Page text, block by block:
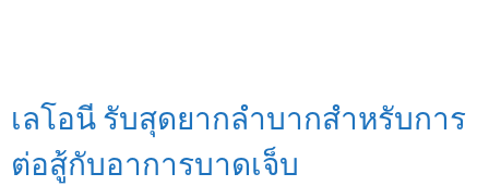
เลโอนี รับสุดยากลำบากสำหรับการ
ต่อสู้กับอาการบาดเจ็บ